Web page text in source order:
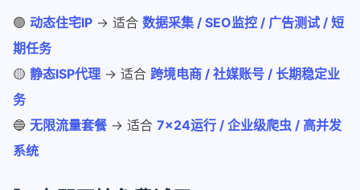
🟢 动态住宅IP → 适合 数据采集 / SEO监控 / 广告测试 / 短
期任务
🟡 静态ISP代理 → 适合 跨境电商 / 社媒账号 / 长期稳定业
务
🔵 无限流量套餐 → 适合 7×24运行 / 企业级爬虫 / 高并发
系统